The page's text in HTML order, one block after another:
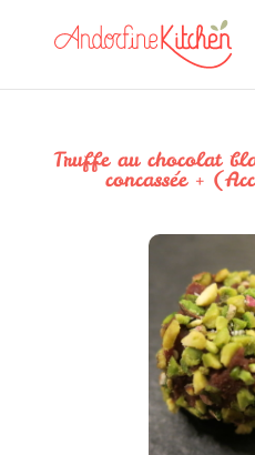
Truffe au chocolat
concassée +